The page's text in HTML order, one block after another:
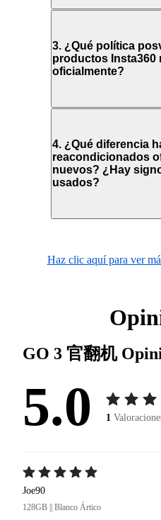
3. ¿Qué política
productos
oficialmente?
4. ¿Qué diferencia
reacondicionados
nuevos? ¿Hay
usados?
Haz clic aquí para ver
GO 3 官翻机
5.0 1
Joe90
128GB || Blanco Ártico